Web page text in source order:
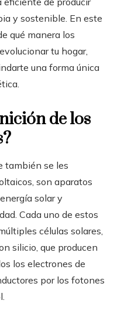
y sostenible. En este
qué manera los
tu hogar,
una forma única
de los
también se les
son aparatos
solar y
Cada uno de estos
células solares,
silicio, que producen
los electrones de
por los fotones